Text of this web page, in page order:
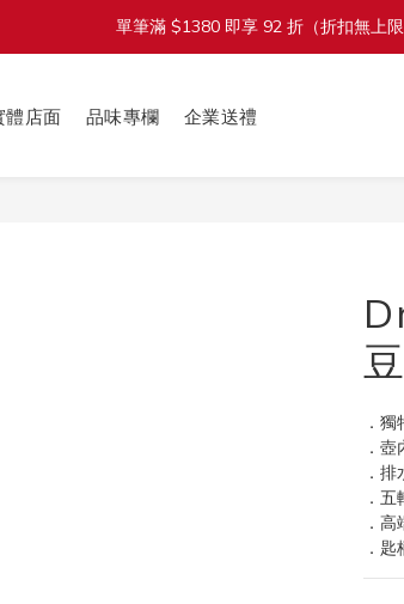
加入會員立即送 $100 購物金
單筆滿 $1380 即享 92 折（折扣無上限
體店面 品味專欄 企業送禮
．
．
．
．
．
．